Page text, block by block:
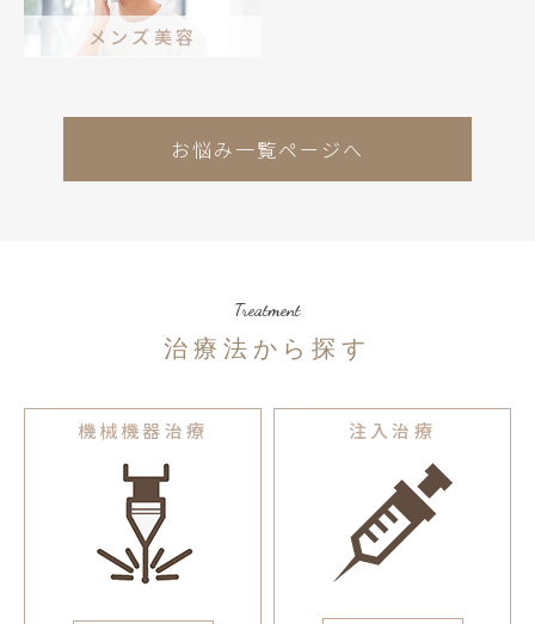
メンズ美容
お悩み一覧ページへ
Treatment
治療法から探す
機械機器治療 注入治療